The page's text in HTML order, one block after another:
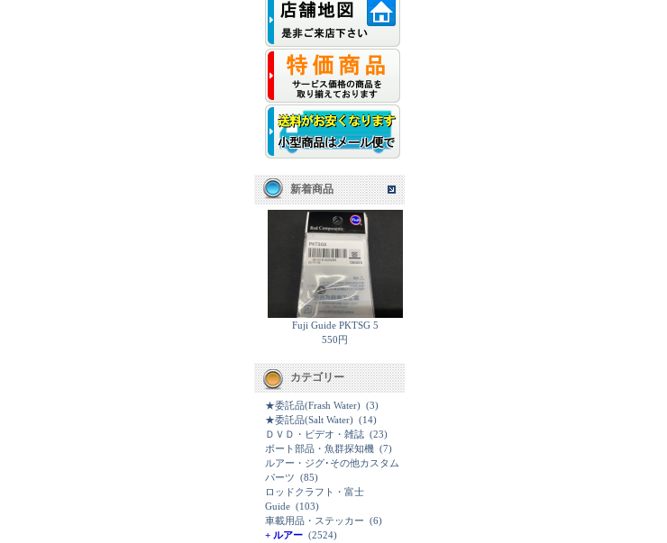
新着商品
Fuji Guide PKTSG 5
550円
カテゴリー
★委託品(Frash Water) (3)
★委託品(Salt Water) (14)
ＤＶＤ・ビデオ・雑誌 (23)
ボート部品・魚群探知機 (7)
ルアー・ジグ･その他カスタム
パーツ (85)
ロッドクラフト・富士
Guide (103)
車載用品・ステッカー (6)
+ ルアー (2524)